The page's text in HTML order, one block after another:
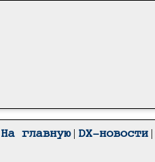
На главную| DX-новости|